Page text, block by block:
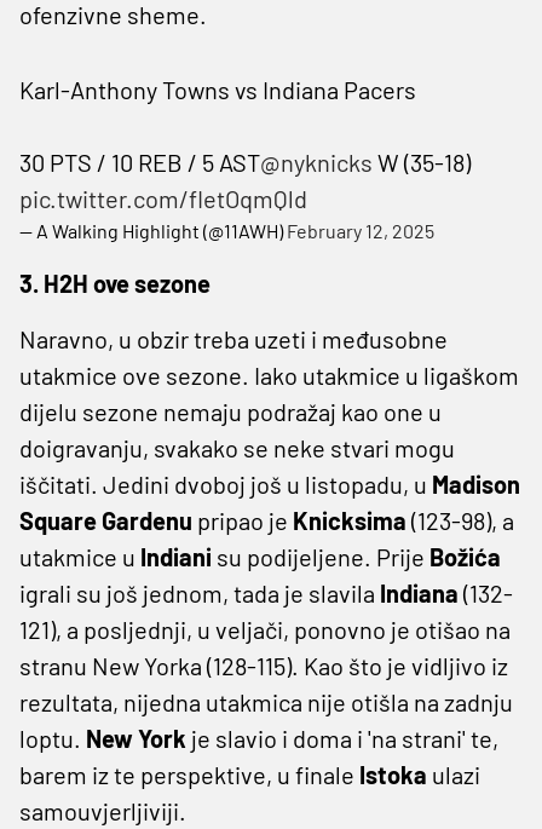
ofenzivne sheme.
Karl-Anthony Towns vs Indiana Pacers
30 PTS / 10 REB / 5 AST@nyknicks W (35-18)
pic.twitter.com/fIetOqmQld
— A Walking Highlight (@11AWH)February 12, 2025
3. H2H ove sezone
Naravno, u obzir treba uzeti i međusobne
utakmice ove sezone. Iako utakmice u ligaškom
dijelu sezone nemaju podražaj kao one u
doigravanju, svakako se neke stvari mogu
iščitati. Jedini dvoboj još u listopadu, u Madison
Square Gardenu pripao je Knicksima (123-98), a
utakmice u Indiani su podijeljene. Prije Božića
igrali su još jednom, tada je slavila Indiana (132-
121), a posljednji, u veljači, ponovno je otišao na
stranu New Yorka (128-115). Kao što je vidljivo iz
rezultata, nijedna utakmica nije otišla na zadnju
loptu. New York je slavio i doma i 'na strani' te,
barem iz te perspektive, u finale Istoka ulazi
samouvjerljiviji.